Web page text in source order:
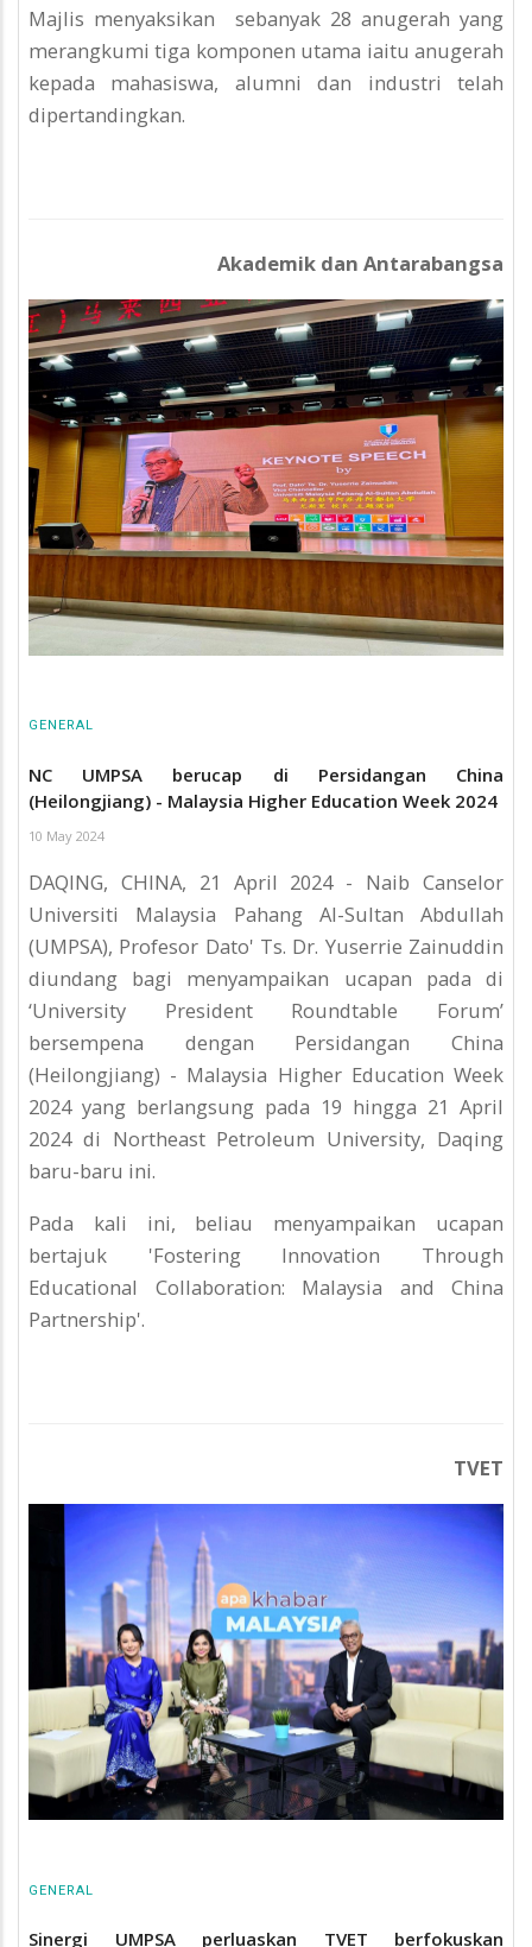
Majlis menyaksikan sebanyak 28 anugerah yang
merangkumi tiga komponen utama iaitu anugerah
kepada mahasiswa, alumni dan industri telah
dipertandingkan.
Akademik dan Antarabangsa
GENERAL
NC UMPSA berucap di Persidangan China
(Heilongjiang) - Malaysia Higher Education Week 2024
10 May 2024
DAQING, CHINA, 21 April 2024 - Naib Canselor
Universiti Malaysia Pahang Al-Sultan Abdullah
(UMPSA), Profesor Dato' Ts. Dr. Yuserrie Zainuddin
diundang bagi menyampaikan ucapan pada di
‘University President Roundtable Forum’
bersempena dengan Persidangan China
(Heilongjiang) - Malaysia Higher Education Week
2024 yang berlangsung pada 19 hingga 21 April
2024 di Northeast Petroleum University, Daqing
baru-baru ini.
Pada kali ini, beliau menyampaikan ucapan
bertajuk 'Fostering Innovation Through
Educational Collaboration: Malaysia and China
Partnership'.
TVET
GENERAL
Sinergi UMPSA perluaskan TVET berfokuskan